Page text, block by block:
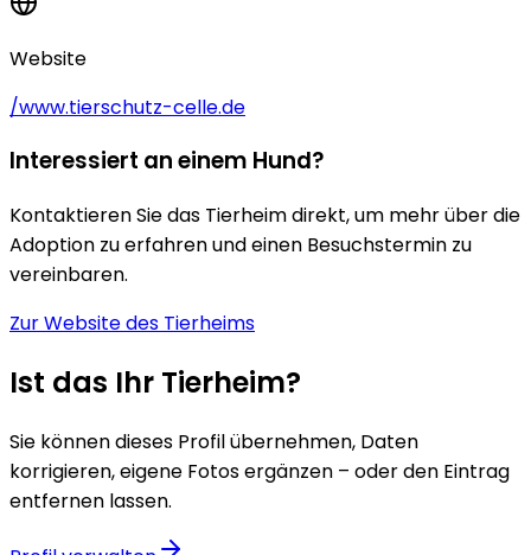
Website
/www.tierschutz-celle.de
Interessiert an einem Hund?
Kontaktieren Sie das Tierheim direkt, um mehr über die
Adoption zu erfahren und einen Besuchstermin zu
vereinbaren.
Zur Website des Tierheims
Ist das Ihr Tierheim?
Sie können dieses Profil übernehmen, Daten
korrigieren, eigene Fotos ergänzen – oder den Eintrag
entfernen lassen.